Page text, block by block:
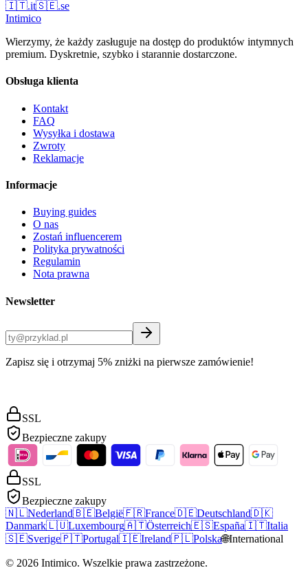
🇮🇹.it🇸🇪.se
Intimico
Wierzymy, że każdy zasługuje na dostęp do produktów intymnych
premium. Dyskretnie, szybko i starannie dostarczone.
Obsługa klienta
Kontakt
FAQ
Wysyłka i dostawa
Zwroty
Reklamacje
Informacje
Buying guides
O nas
Zostań influencerem
Polityka prywatności
Regulamin
Nota prawna
Newsletter
Zapisz się i otrzymaj 5% zniżki na pierwsze zamówienie!
SSL
Bezpieczne zakupy
SSL
Bezpieczne zakupy
🇳🇱Nederland🇧🇪België🇫🇷France🇩🇪Deutschland🇩🇰
Danmark🇱🇺Luxembourg🇦🇹Österreich🇪🇸España🇮🇹Italia
🇸🇪Sverige🇵🇹Portugal🇮🇪Ireland🇵🇱Polska🌐International
© 2026 Intimico. Wszelkie prawa zastrzeżone.